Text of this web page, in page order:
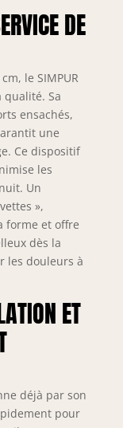
DE
le SIMPUR
qualité. Sa
ensachés,
une
Ce dispositif
les
Un
»,
forme et offre
dès la
les douleurs à
ET
déjà par son
pour